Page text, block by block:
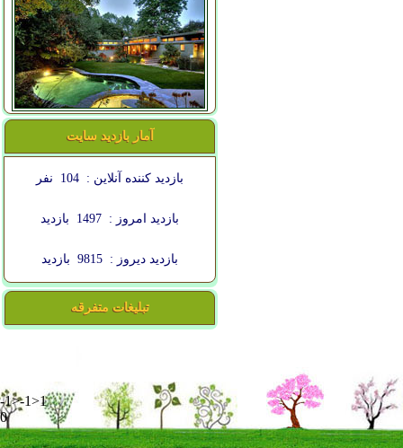
آمار بازدید سایت
بازدید کننده آنلاین : 104 نفر
بازدید امروز : 1497 بازدید
بازدید دیروز : 9815 بازدید
تبلیغات متفرقه
-1>-1>1
0